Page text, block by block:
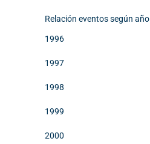
Relación eventos según año
1996
1997
1998
1999
2000